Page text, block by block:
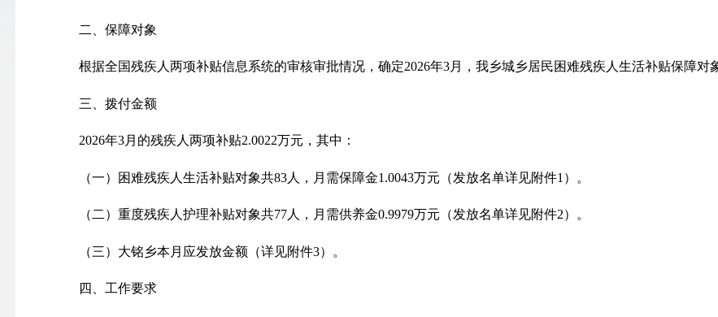
二、保障对象
根据全国残疾人两项补贴信息系统的审核审批情况，确定2026年3月 ，我乡城乡居民困难残疾人生活补贴保障对
三、拨付金额
2026年3月 的残疾人两项补贴2.0022万元，其中：
（一）困难残疾人生活补贴对象共83人，月需保障金1.0043万元（发放名单详见附件1）。
（二）重度残疾人护理补贴对象共77人，月需供养金0.9979万元（发放名单详见附件2）。
（三） 大铭乡本月应发放金额（详见附件3）。
四、工作要求